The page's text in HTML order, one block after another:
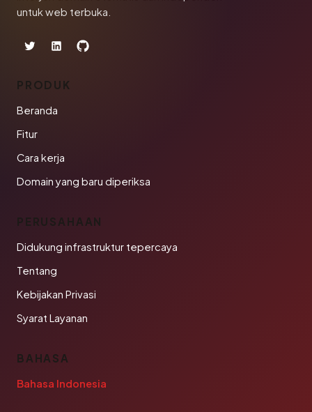
untuk web terbuka.
PRODUK
Beranda
Fitur
Cara kerja
Domain yang baru diperiksa
PERUSAHAAN
Didukung infrastruktur tepercaya
Tentang
Kebijakan Privasi
Syarat Layanan
BAHASA
Bahasa Indonesia